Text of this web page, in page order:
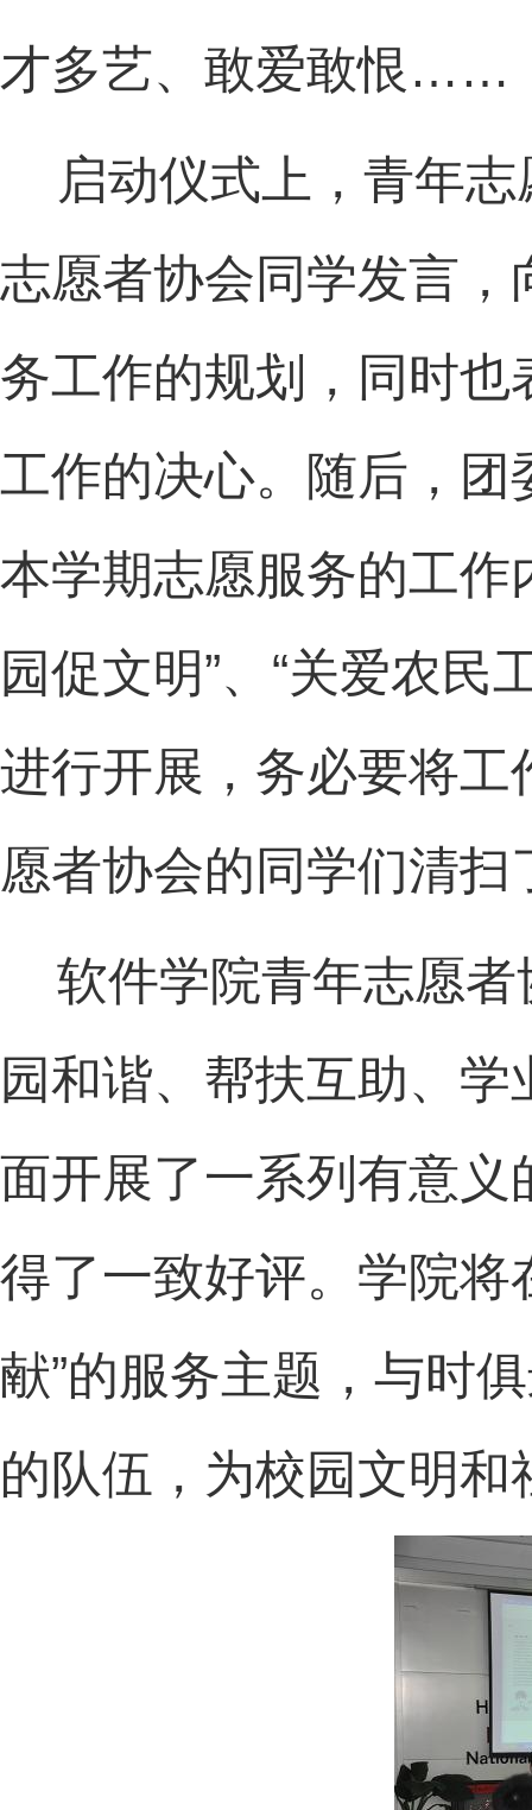
才多艺、敢爱敢恨……
启动仪式上，青年志
志愿者协会同学发言
务工作的规划，同时
工作的决心。随后，
本学期志愿服务的工作
园促文明”、“关爱农民
进行开展，务必要将
愿者协会的同学们清扫
软件学院青年志愿者
园和谐、帮扶互助、
面开展了一系列有意
得了一致好评。学院将
献”的服务主题，与时
的队伍，为校园文明